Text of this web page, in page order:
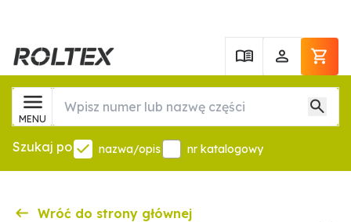
MENU
Szukaj po nazwa/opis nr katalogowy
Wróć do strony głównej